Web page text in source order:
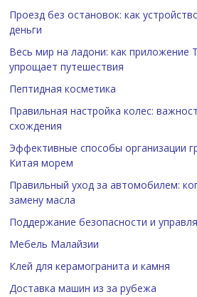
Проезд без остановок: как
деньги
Весь мир на ладони: как приложение
упрощает путешествия
Пептидная косметика
Правильная настройка колес:
схождения
Эффективные способы организации
Китая морем
Правильный уход за автомобилем:
замену масла
Поддержание безопасности и
Мебель Малайзии
Клей для керамогранита и камня
Доставка машин из за рубежа